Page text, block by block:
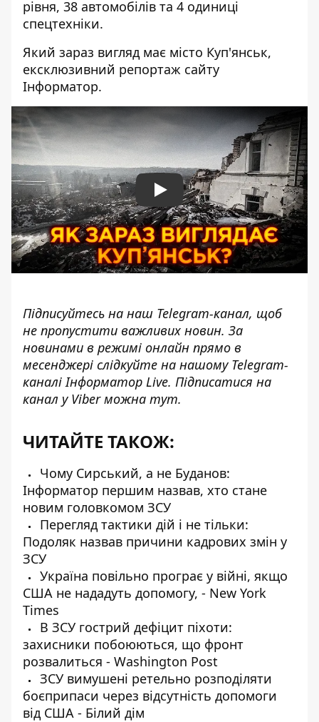
рівня, 38 автомобілів та 4 одиниці
спецтехніки.
Який зараз вигляд має місто Куп'янськ,
ексклюзивний репортаж сайту
Інформатор.
Play
Підписуйтесь на наш Telegram-канал, щоб
не пропустити важливих новин. За
новинами в режимі онлайн прямо в
месенджері слідкуйте на нашому Telegram-
каналіІнформатор Live. Підписатися на
канал у Viber можна тут.
ЧИТАЙТЕ ТАКОЖ:
Чому Сирський, а не Буданов:
Інформатор першим назвав, хто стане
новим головкомом ЗСУ
Перегляд тактики дій і не тільки:
Подоляк назвав причини кадрових змін у
ЗСУ
Україна повільно програє у війні, якщо
США не нададуть допомогу, - New York
Times
В ЗСУ гострий дефіцит піхоти:
захисники побоюються, що фронт
розвалиться - Washington Post
ЗСУ вимушені ретельно розподіляти
боєприпаси через відсутність допомоги
від США - Білий дім